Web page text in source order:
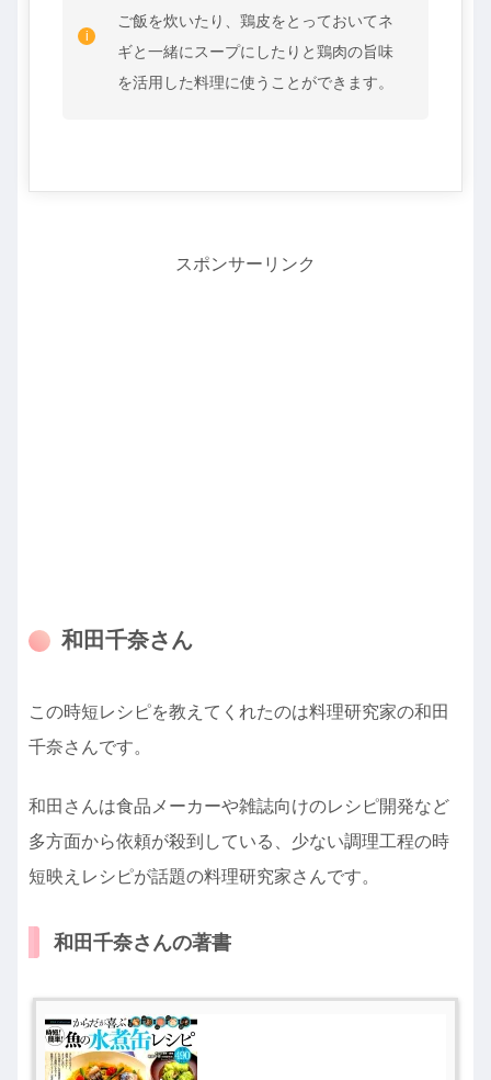
ご飯を炊いたり、鶏皮をとっておいてネ
ギと一緒にスープにしたりと鶏肉の旨味
を活用した料理に使うことができます。
スポンサーリンク
和田千奈さん
この時短レシピを教えてくれたのは料理研究家の和田
千奈さんです。
和田さんは食品メーカーや雑誌向けのレシピ開発など
多方面から依頼が殺到している、少ない調理工程の時
短映えレシピが話題の料理研究家さんです。
和田千奈さんの著書